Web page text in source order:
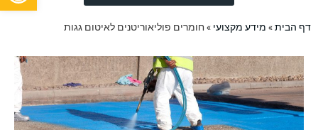
דף הבית» מידע מקצועי » חומרים פוליאוריטנים לאיטום גגות